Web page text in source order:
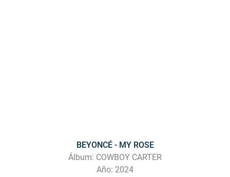
BEYONCÉ - MY ROSE
Álbum: COWBOY CARTER
Año: 2024